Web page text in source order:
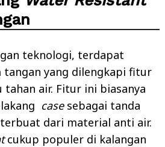
teknologi, terdapat
tangan yang dilengkapi fitur
air. Fitur ini biasanya
casesebagai tanda
dari material anti air.
cukup populer di kalangan